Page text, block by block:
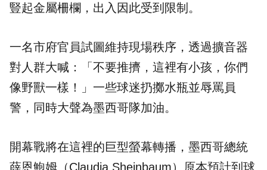
豎起金屬柵欄，出入因此受到限制。
一名市府官員試圖維持現場秩序，透過擴音器
對人群大喊：「不要推擠，這裡有小孩，你們
像野獸一樣！」一些球迷扔擲水瓶並辱罵員
警，同時大聲為墨西哥隊加油。
開幕戰將在這裡的巨型螢幕轉播，墨西哥總統
薛恩鮑姆（Claudia Sheinbaum）原本預計到球